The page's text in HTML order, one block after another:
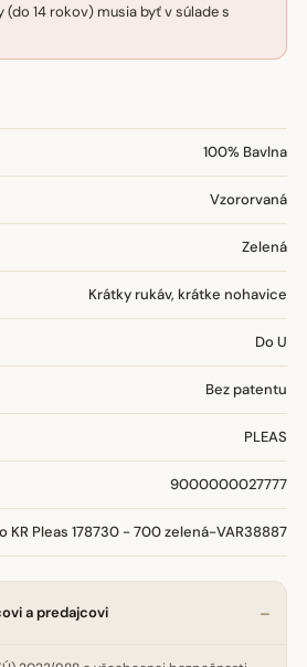
(do 14 rokov) musia byť v súlade s
100% Bavlna
Vzororvaná
Zelená
Krátky rukáv, krátke nohavice
Do U
Bez patentu
PLEAS
9000000027777
KR Pleas 178730 - 700 zelená-VAR38887
a predajcovi